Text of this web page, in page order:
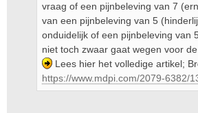
vraag of een pijnbeleving van 7
van een pijnbeleving van 5
onduidelijk of een pijnbeleving van
niet toch zwaar gaat wegen voor de
Lees hier het volledige artikel;
https://www.mdpi.com/2079-6382/